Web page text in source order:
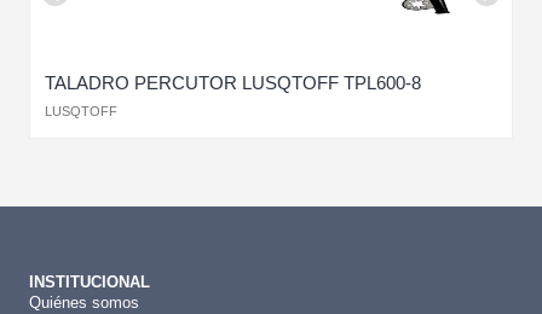
TALADRO PERCUTOR LUSQTOFF TPL600-8
LUSQTOFF
INSTITUCIONAL
Quiénes somos